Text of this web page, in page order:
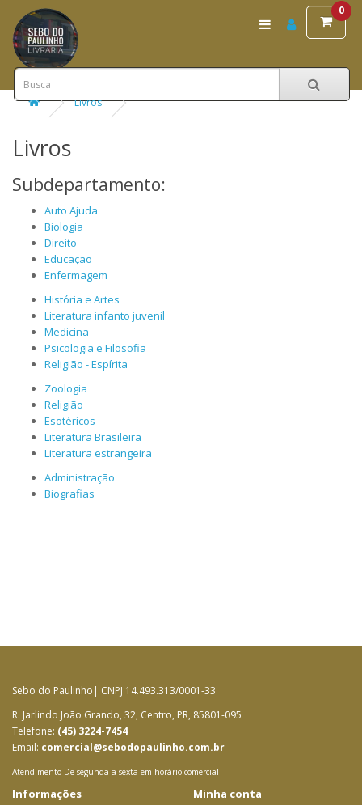
0
Livros
Livros
Subdepartamento:
Auto Ajuda
Biologia
Direito
Educação
Enfermagem
História e Artes
Literatura infanto juvenil
Medicina
Psicologia e Filosofia
Religião - Espírita
Zoologia
Religião
Esotéricos
Literatura Brasileira
Literatura estrangeira
Administração
Biografias
Sebo do Paulinho| CNPJ 14.493.313/0001-33
R. Jarlindo João Grando, 32, Centro, PR, 85801-095
Telefone: (45) 3224-7454
Email: comercial@sebodopaulinho.com.br
Atendimento De segunda a sexta em horário comercial
Informações Minha conta